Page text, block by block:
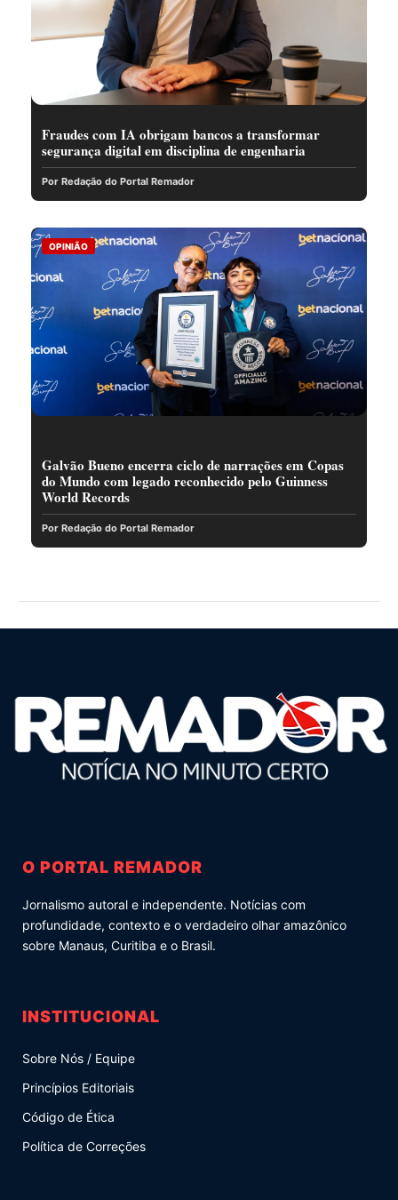
Fraudes com IA obrigam bancos a transformar
segurança digital em disciplina de engenharia
Por Redação do Portal Remador
OPINIÃO
Galvão Bueno encerra ciclo de narrações em Copas
do Mundo com legado reconhecido pelo Guinness
World Records
Por Redação do Portal Remador
O PORTAL REMADOR
Jornalismo autoral e independente. Notícias com
profundidade, contexto e o verdadeiro olhar amazônico
sobre Manaus, Curitiba e o Brasil.
INSTITUCIONAL
Sobre Nós / Equipe
Princípios Editoriais
Código de Ética
Política de Correções